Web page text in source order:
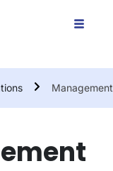
Management